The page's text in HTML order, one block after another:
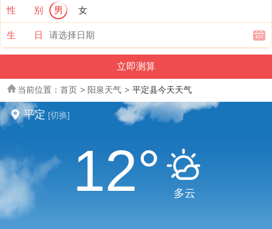
性 别 男 女
生 日
当前位置： 首页 > 阳泉天气 > 平定县今天天气
平定 [切换]
12° 多云